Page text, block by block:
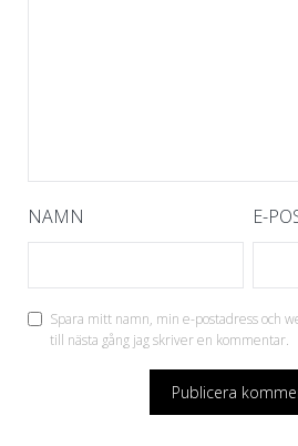
NAMN E-
Spara mitt namn, min e-postadress och
till nästa gång jag skriver en kommentar.